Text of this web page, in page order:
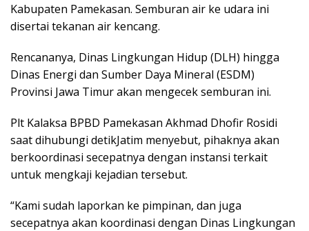
Kabupaten Pamekasan. Semburan air ke udara ini
disertai tekanan air kencang.
Rencananya, Dinas Lingkungan Hidup (DLH) hingga
Dinas Energi dan Sumber Daya Mineral (ESDM)
Provinsi Jawa Timur akan mengecek semburan ini.
Plt Kalaksa BPBD Pamekasan Akhmad Dhofir Rosidi
saat dihubungi detikJatim menyebut, pihaknya akan
berkoordinasi secepatnya dengan instansi terkait
untuk mengkaji kejadian tersebut.
“Kami sudah laporkan ke pimpinan, dan juga
secepatnya akan koordinasi dengan Dinas Lingkungan